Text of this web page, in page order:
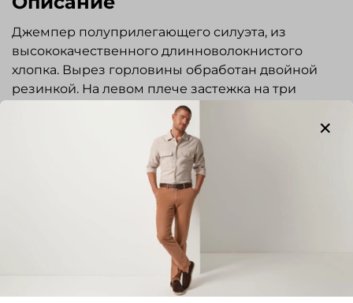
Джемпер полуприлегающего силуэта, из
высококачественного длинноволокнистого
хлопка. Вырез горловины обработан двойной
резинкой. На левом плече застежка на три
пуговицы. Низ изделия и рукавов на резинке.
Прекрасно сочетается с джинсами и
повседневными брюками в стиле casual.
Отзывов еще никто не оставлял